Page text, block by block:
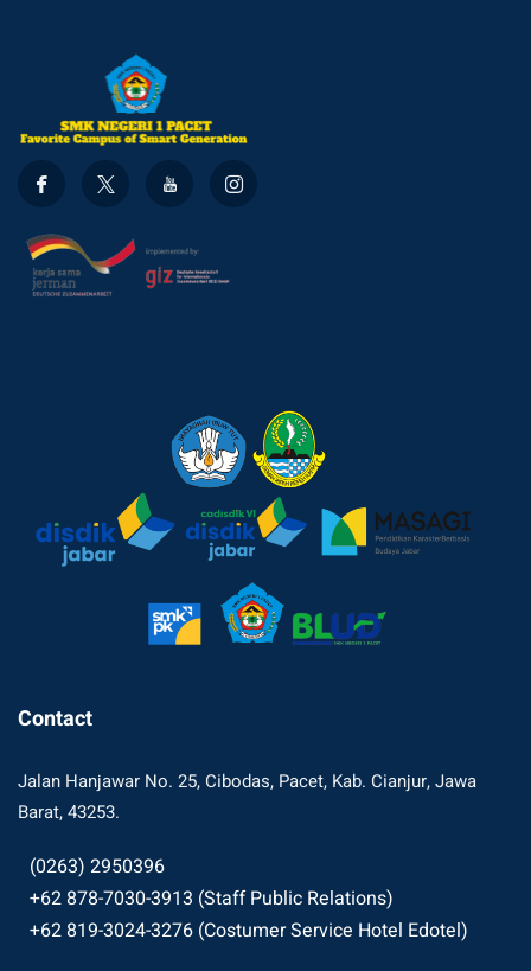
Contact
Jalan Hanjawar No. 25, Cibodas, Pacet, Kab. Cianjur, Jawa
Barat, 43253.
(0263) 2950396
+62 878-7030-3913 (Staff Public Relations)
+62 819-3024-3276 (Costumer Service Hotel Edotel)